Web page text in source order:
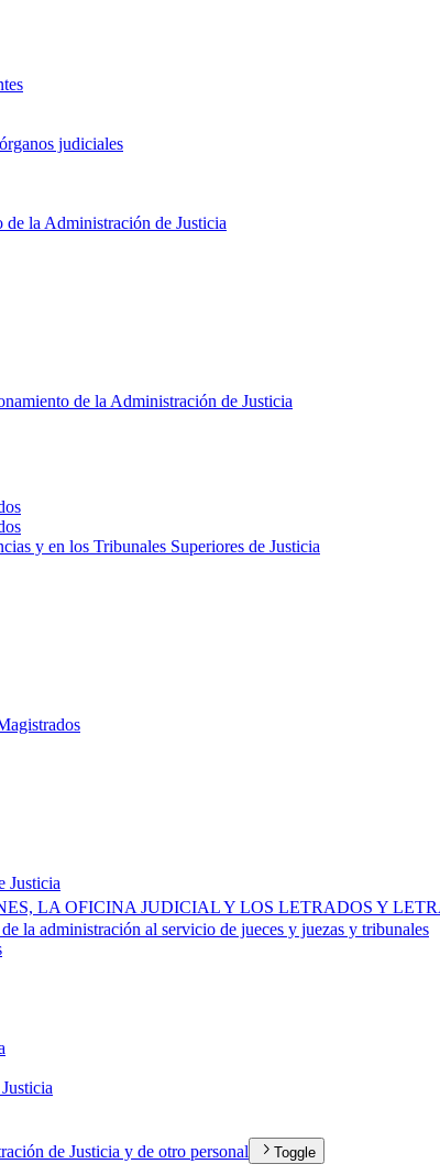
judiciales
de la Administración de Justicia
de la Administración de Justicia
y en los Tribunales Superiores de Justicia
Justicia
LA OFICINA JUDICIAL Y LOS LETRADOS Y
la administración al servicio de jueces y juezas y tribunales
de Justicia y de otro personal
Toggle